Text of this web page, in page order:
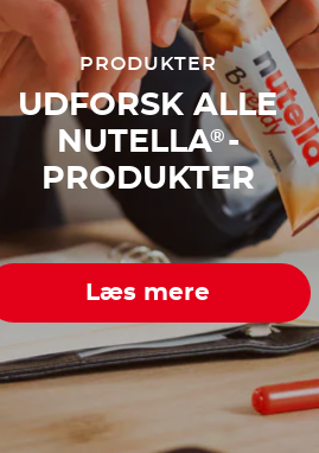
PRODUKTER
UDFORSK ALLE
NUTELLA®-
PRODUKTER
Læs mere